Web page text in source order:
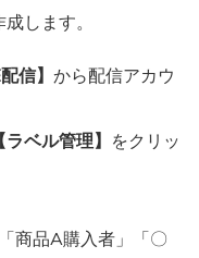
します。
信】 から配信アカウ
ラベル管理】 をクリッ
商品A購入者」「〇